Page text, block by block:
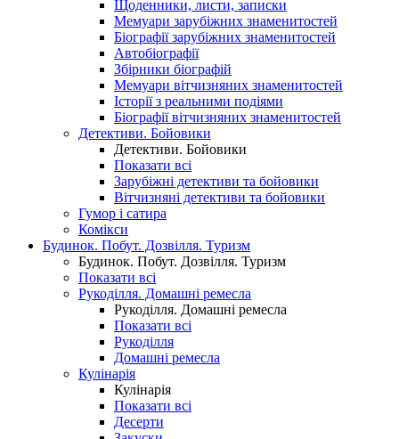
Щоденники, листи, записки
Мемуари зарубіжних знаменитостей
Біографії зарубіжних знаменитостей
Автобіографії
Збірники біографій
Мемуари вітчизняних знаменитостей
Історії з реальними подіями
Біографії вітчизняних знаменитостей
Детективи. Бойовики
Детективи. Бойовики
Показати всі
Зарубіжні детективи та бойовики
Вітчизняні детективи та бойовики
Гумор і сатира
Комікси
Будинок. Побут. Дозвілля. Туризм
Будинок. Побут. Дозвілля. Туризм
Показати всі
Рукоділля. Домашні ремесла
Рукоділля. Домашні ремесла
Показати всі
Рукоділля
Домашні ремесла
Кулінарія
Кулінарія
Показати всі
Десерти